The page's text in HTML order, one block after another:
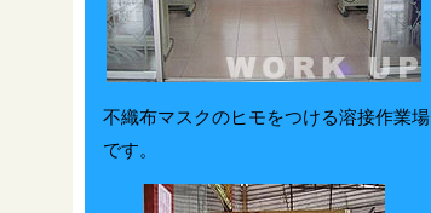
不織布マスクのヒモをつける溶接作業場
です。